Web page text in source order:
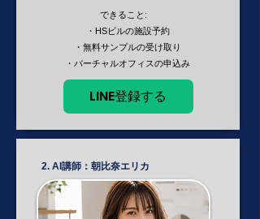
できること:
・HSビルの施設予約
・無料サンプルの受け取り
​ ・バーチャルオフィスの申込み
LINE登録する
2. AI講師：朝比奈エリカ